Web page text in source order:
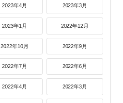
2023年4月 2023年3月
2023年1月 2022年12月
2022年10月 2022年9月
2022年7月 2022年6月
2022年4月 2022年3月